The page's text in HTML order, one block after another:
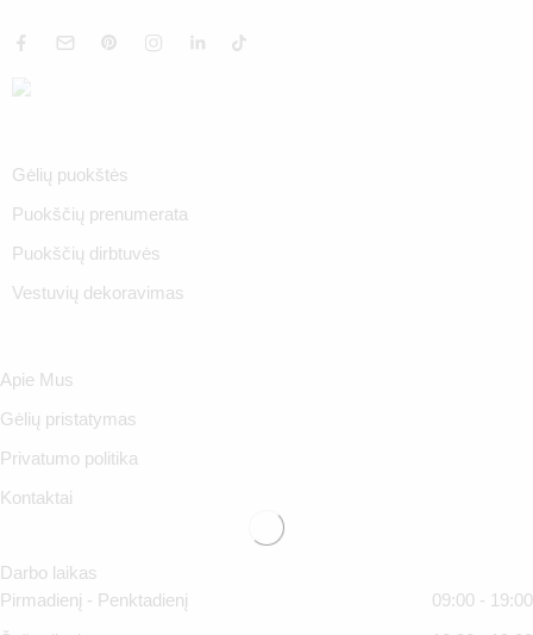
Gėlių puokštės
Puokščių prenumerata
Puokščių dirbtuvės
Vestuvių dekoravimas
Apie Mus
Gėlių pristatymas
Privatumo politika
Kontaktai
Darbo laikas
Pirmadienį - Penktadienį
09:00 - 19:00